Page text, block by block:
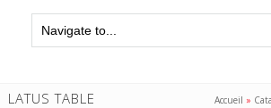
LATUS TABLE Accueil »